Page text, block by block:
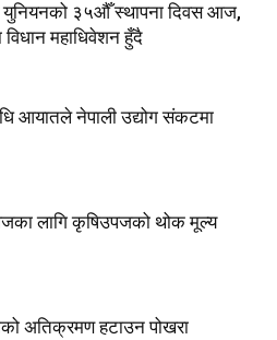
युनियनको ३५औँ स्थापना दिवस आज,
विधान महाधिवेशन हुँदै
आयातले नेपाली उद्योग संकटमा
लागि कृषिउपजको थोक मूल्य
अतिक्रमण हटाउन पोखरा